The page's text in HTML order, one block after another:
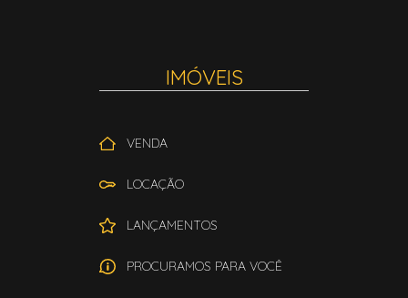
IMÓVEIS
VENDA
LOCAÇÃO
LANÇAMENTOS
PROCURAMOS PARA VOCÊ